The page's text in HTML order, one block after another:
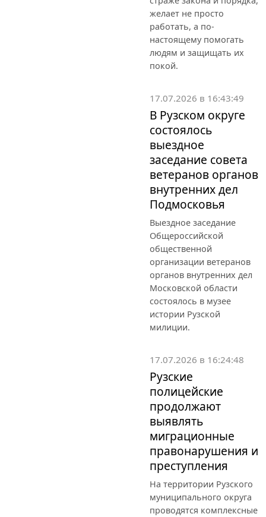
желает не просто
работать, а по-
настоящему помогать
людям и защищать их
покой.
17.07.2026 в 16:43:49
В Рузском округе
состоялось
выездное
заседание совета
ветеранов органов
внутренних дел
Подмосковья
Выездное заседание
Общероссийской
общественной
организации ветеранов
органов внутренних дел
Московской области
состоялось в музее
истории Рузской
милиции.
17.07.2026 в 16:24:48
Рузские
полицейские
продолжают
выявлять
миграционные
правонарушения и
преступления
На территории Рузского
муниципального округа
проводятся комплексные